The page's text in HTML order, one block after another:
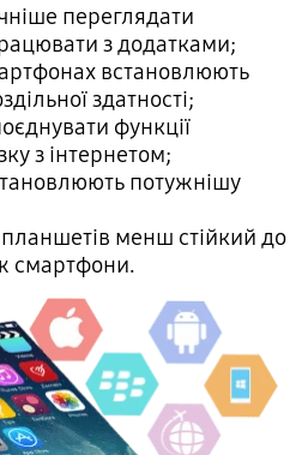
переглядати
з додатками;
встановлюють
здатності;
функції
з інтернетом;
потужнішу
менш стійкий до
смартфони.